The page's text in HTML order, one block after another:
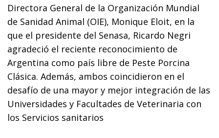
Directora General de la Organización Mundial
de Sanidad Animal (OIE), Monique Eloit, en la
que el presidente del Senasa, Ricardo Negri
agradeció el reciente reconocimiento de
Argentina como país libre de Peste Porcina
Clásica. Además, ambos coincidieron en el
desafío de una mayor y mejor integración de las
Universidades y Facultades de Veterinaria con
los Servicios sanitarios